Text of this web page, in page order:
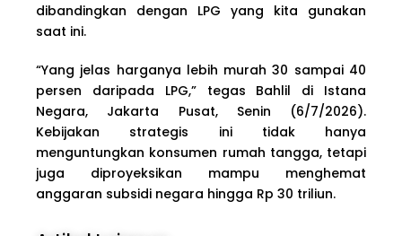
dibandingkan dengan LPG yang kita gunakan
saat ini.
“Yang jelas harganya lebih murah 30 sampai 40
persen daripada LPG,” tegas Bahlil di Istana
Negara, Jakarta Pusat, Senin (6/7/2026).
Kebijakan strategis ini tidak hanya
menguntungkan konsumen rumah tangga, tetapi
juga diproyeksikan mampu menghemat
anggaran subsidi negara hingga Rp 30 triliun.